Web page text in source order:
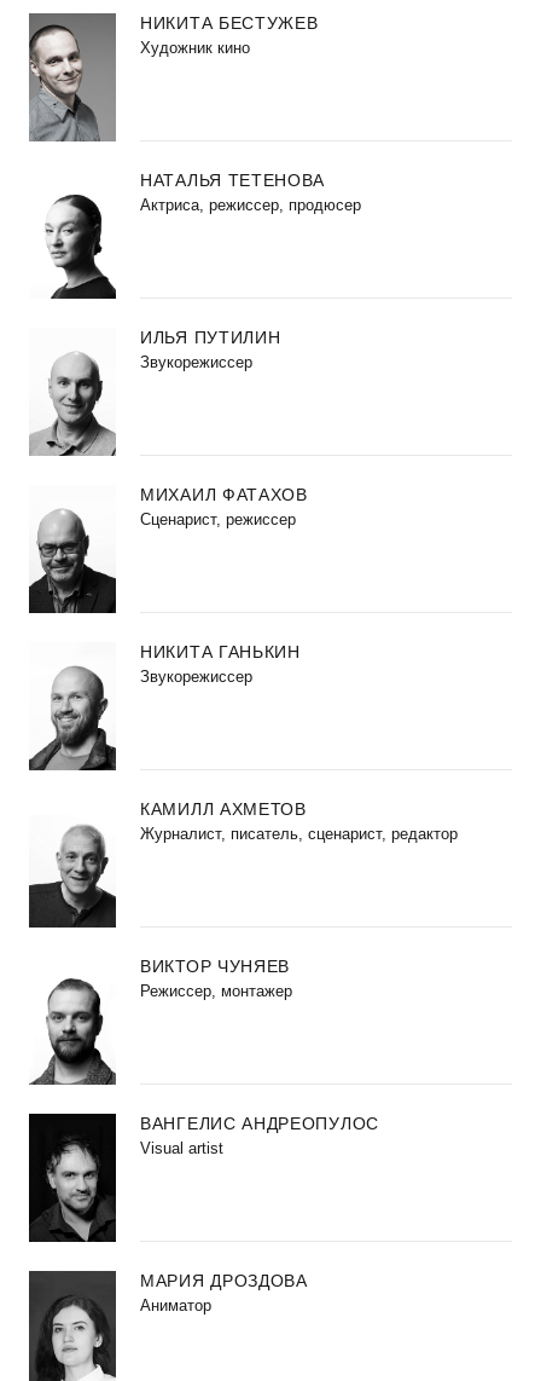
НИКИТА БЕСТУЖЕВ
Художник кино
НАТАЛЬЯ ТЕТЕНОВА
Актриса, режиссер, продюсер
ИЛЬЯ ПУТИЛИН
Звукорежиссер
МИХАИЛ ФАТАХОВ
Cценарист, режиссер
НИКИТА ГАНЬКИН
Звукорежиссер
КАМИЛЛ АХМЕТОВ
Журналист, писатель, сценарист, редактор
ВИКТОР ЧУНЯЕВ
Режиссер, монтажер
ВАНГЕЛИС АНДРЕОПУЛОС
Visual artist
МАРИЯ ДРОЗДОВА
Аниматор